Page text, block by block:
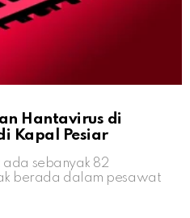
Hantavirus di
Kapal Pesiar
sebanyak 82
berada dalam pesawat